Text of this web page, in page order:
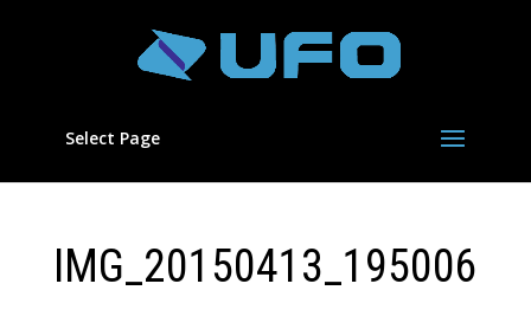
Select Page
IMG_20150413_195006